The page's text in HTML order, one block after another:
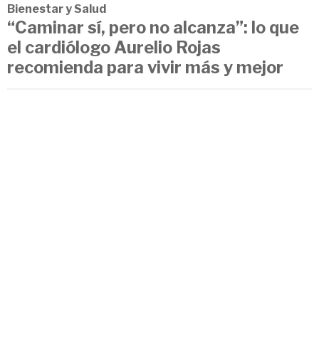
Bienestar y Salud
“Caminar sí, pero no alcanza”: lo que
el cardiólogo Aurelio Rojas
recomienda para vivir más y mejor